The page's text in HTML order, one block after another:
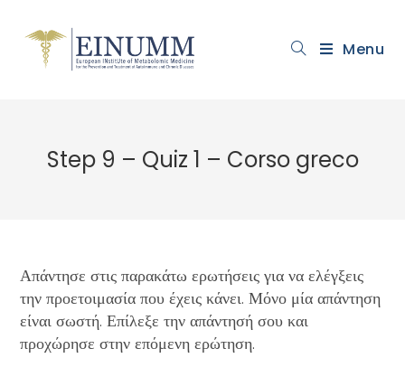
Menu
Step 9 – Quiz 1 – Corso greco
Απάντησε στις παρακάτω ερωτήσεις για να ελέγξεις
την προετοιμασία που έχεις κάνει. Μόνο μία απάντηση
είναι σωστή. Επίλεξε την απάντησή σου και
προχώρησε στην επόμενη ερώτηση.